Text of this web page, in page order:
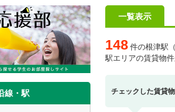
線・駅
一覧表示
148 件の根津駅
駅エリアの賃貸物
チェックした賃貸